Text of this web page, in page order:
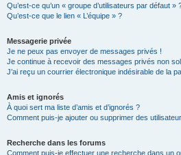
Qu’est-ce qu’un « groupe d’utilisateurs par défaut »
Qu’est-ce que le lien « L’équipe » ?
Messagerie privée
Je ne peux pas envoyer de messages privés !
Je continue à recevoir des messages privés non
J’ai reçu un courrier électronique indésirable de la
Amis et ignorés
À quoi sert ma liste d’amis et d’ignorés ?
Comment puis-je ajouter ou supprimer des
Recherche dans les forums
Comment puis-je effectuer une recherche dans un